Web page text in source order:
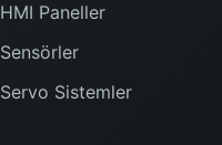
HMI Paneller
Sensörler
Servo Sistemler